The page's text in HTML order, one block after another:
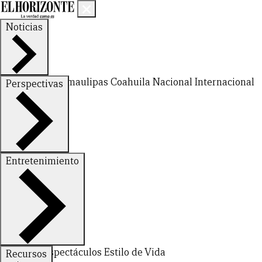
Noticias
Nuevo LeónTamaulipas Coahuila NacionalInternacional
Perspectivas
FinanzasOpinión
Entretenimiento
DeportesEspectáculos Estilo de Vida
Recursos
CERRAR